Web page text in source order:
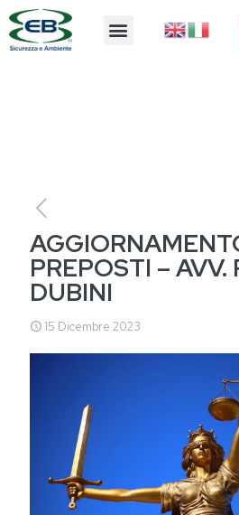
PREPOSTI –
DUBINI
15 Dicembre 2023